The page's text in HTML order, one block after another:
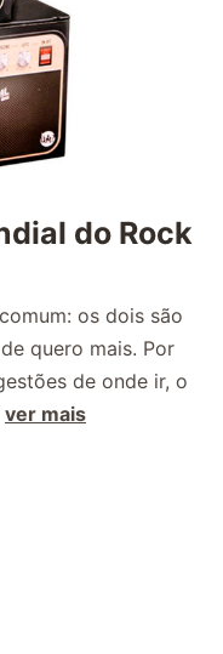
do Rock
os dois são
quero mais. Por
de onde ir, o
ver mais